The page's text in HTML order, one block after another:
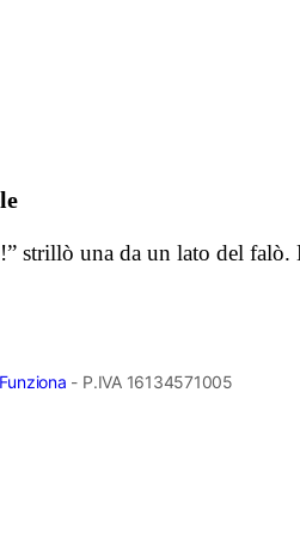
strillò una da un lato del
- P.IVA 16134571005